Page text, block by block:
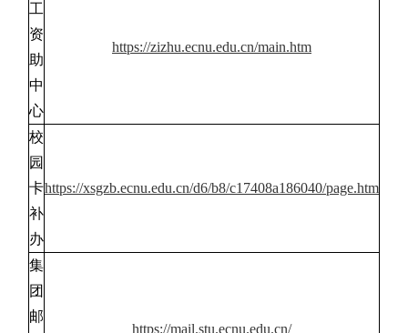
工
资
助
中
心
https://zizhu.ecnu.edu.cn/main.htm
校
园
卡
补
办
https://xsgzb.ecnu.edu.cn/d6/b8/c17408a186040/page.htm
集
团
邮
https://mail.stu.ecnu.edu.cn/